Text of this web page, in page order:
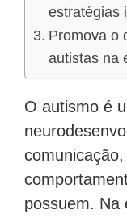
estratégias
Promova o
autistas na
O autismo é
possuem. Na